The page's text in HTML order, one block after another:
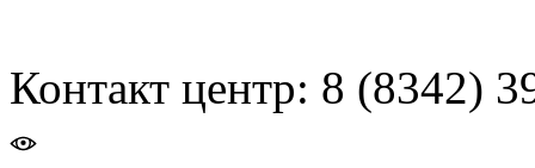
Контакт центр: 8 (8342)